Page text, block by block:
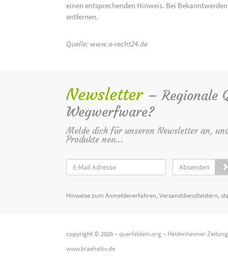
einen entsprechenden Hinweis. Bei
entfernen.
Quelle: www.e-recht24.de
Newsletter – Regionale
Wegwerfware?
Melde dich für unseren Newsletter an,
Produkte neu...
Absenden
Hinweise zum Anmeldeverfahren, Versanddienstleistern,
copyright © 2026 –querfeldein.org– Heidenheimer
www.kraehativ.de